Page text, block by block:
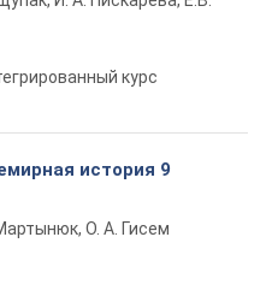
курс
история 9
О. А. Гисем